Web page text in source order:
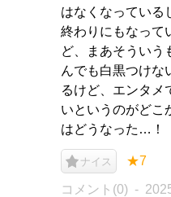
はなくなっている
終わりにもなって
ど、まあそういう
んでも白黒つけな
るけど、エンタメ
いというのがどこ
はどうなった…！
ナイス ★7
コメント(0)